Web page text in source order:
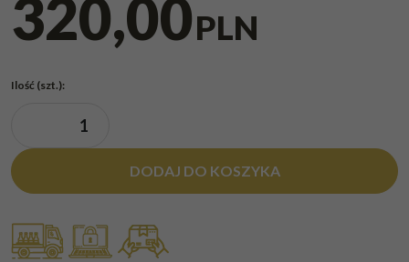
320,00PLN
Ilość (szt.):
DODAJ DO KOSZYKA